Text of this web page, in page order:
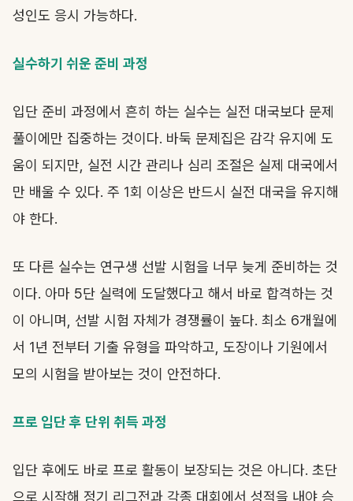
성인도 응시 가능하다.
실수하기 쉬운 준비 과정
입단 준비 과정에서 흔히 하는 실수는 실전 대국보다 문제
풀이에만 집중하는 것이다. 바둑 문제집은 감각 유지에 도
움이 되지만, 실전 시간 관리나 심리 조절은 실제 대국에서
만 배울 수 있다. 주 1회 이상은 반드시 실전 대국을 유지해
야 한다.
또 다른 실수는 연구생 선발 시험을 너무 늦게 준비하는 것
이다. 아마 5단 실력에 도달했다고 해서 바로 합격하는 것
이 아니며, 선발 시험 자체가 경쟁률이 높다. 최소 6개월에
서 1년 전부터 기출 유형을 파악하고, 도장이나 기원에서
모의 시험을 받아보는 것이 안전하다.
프로 입단 후 단위 취득 과정
입단 후에도 바로 프로 활동이 보장되는 것은 아니다. 초단
으로 시작해 정기 리그전과 각종 대회에서 성적을 내야 승